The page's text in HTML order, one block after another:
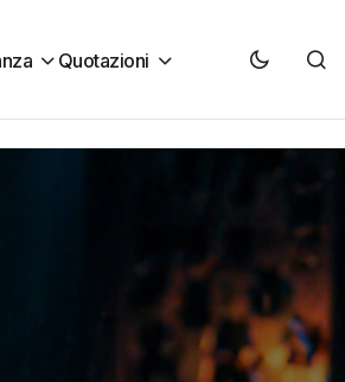
Quotazioni